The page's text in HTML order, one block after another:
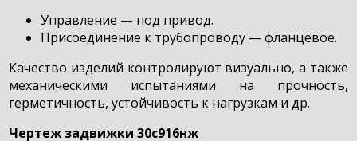
Управление — под привод.
Присоединение к трубопроводу — фланцевое.
Качество изделий контролируют визуально, а также
механическими испытаниями на прочность,
герметичность, устойчивость к нагрузкам и др.
Чертеж задвижки 30с916нж